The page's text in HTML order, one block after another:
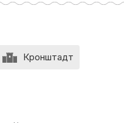
Кронштадт